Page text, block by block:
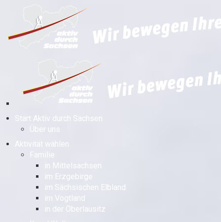
Start Aktiv durch Sachsen
Über uns
Aktivität wählen
Familie
in Mittelsachsen
im Erzgebirge
im Sächsischen Elbland
im Vogtland
in der Oberlausitz